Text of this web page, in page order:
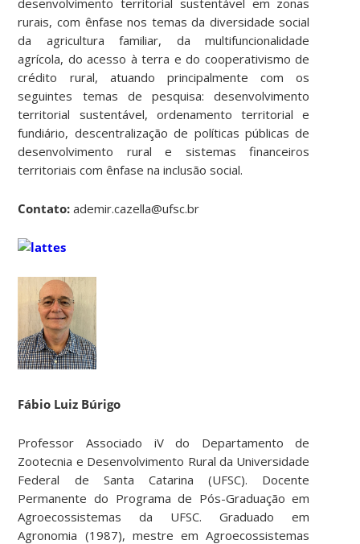
rurais, com ênfase nos temas da diversidade social
da agricultura familiar, da multifuncionalidade
agrícola, do acesso à terra e do cooperativismo de
crédito rural, atuando principalmente com os
seguintes temas de pesquisa: desenvolvimento
territorial sustentável, ordenamento territorial e
fundiário, descentralização de políticas públicas de
desenvolvimento rural e sistemas financeiros
territoriais com ênfase na inclusão social.
Contato: ademir.cazella@ufsc.br
Fábio Luiz Búrigo
Professor Associado iV do Departamento de
Zootecnia e Desenvolvimento Rural da Universidade
Federal de Santa Catarina (UFSC). Docente
Permanente do Programa de Pós-Graduação em
Agroecossistemas da UFSC. Graduado em
Agronomia (1987), mestre em Agroecossistemas